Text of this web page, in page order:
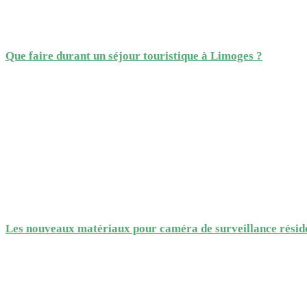
Que faire durant un séjour touristique à Limoges ?
Les nouveaux matériaux pour caméra de surveillance